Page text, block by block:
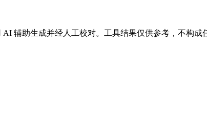
辅助生成并经人工校对。工具结果仅供参考，不构成